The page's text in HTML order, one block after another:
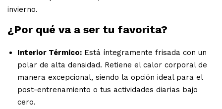
invierno.
¿Por qué va a ser tu favorita?
Interior Térmico: Está íntegramente frisada con un
polar de alta densidad. Retiene el calor corporal de
manera excepcional, siendo la opción ideal para el
post-entrenamiento o tus actividades diarias bajo
cero.